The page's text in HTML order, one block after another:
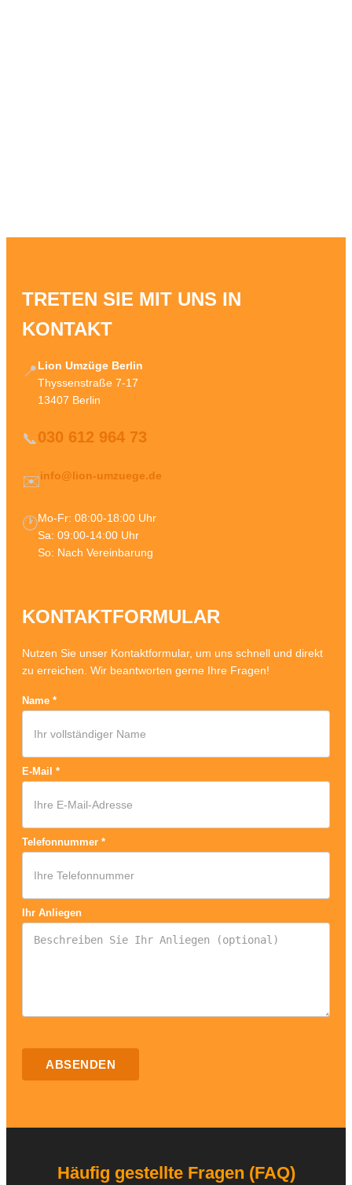
TRETEN SIE MIT UNS IN
KONTAKT
📍Lion Umzüge Berlin
Thyssenstraße 7-17
13407 Berlin
📞030 612 964 73
✉️info@lion-umzuege.de
🕐Mo-Fr: 08:00-18:00 Uhr
Sa: 09:00-14:00 Uhr
So: Nach Vereinbarung
KONTAKTFORMULAR
Nutzen Sie unser Kontaktformular, um uns schnell und direkt
zu erreichen. Wir beantworten gerne Ihre Fragen!
Name *
E-Mail *
Telefonnummer *
Ihr Anliegen
ABSENDEN
Häufig gestellte Fragen (FAQ)